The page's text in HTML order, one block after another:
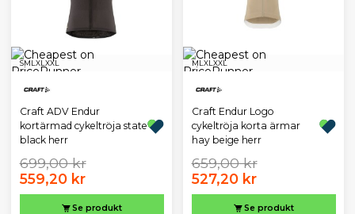
SML XL XXL
Craft ADV Endur
kortärmad cykeltröja state
black herr
699,00 kr
559,20 kr
Se produkt
ML XL XXL
Craft Endur Logo
cykeltröja korta ärmar
hay beige herr
659,00 kr
527,20 kr
Se produkt